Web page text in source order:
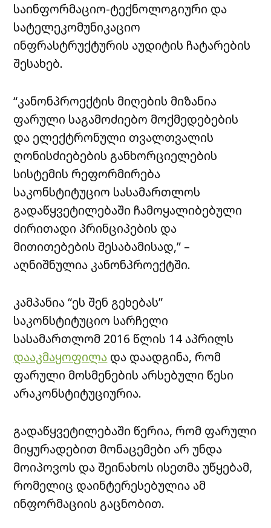
საინფორმაციო-ტექნოლოგიური და
სატელეკომუნიკაციო
ინფრასტრუქტურის აუდიტის ჩატარების
შესახებ.
“კანონპროექტის მიღების მიზანია
ფარული საგამოძიებო მოქმედებების
და ელექტრონული თვალთვალის
ღონისძიებების განხორციელების
სისტემის რეფორმირება
საკონსტიტუციო სასამართლოს
გადაწყვეტილებაში ჩამოყალიბებული
ძირითადი პრინციპების და
მითითებების შესაბამისად,” –
აღნიშნულია კანონპროექტში.
კამპანია “ეს შენ გეხებას”
საკონსტიტუციო სარჩელი
სასამართლომ 2016 წლის 14 აპრილს
დააკმაყოფილა და დაადგინა, რომ
ფარული მოსმენების არსებული წესი
არაკონსტიტუციურია.
გადაწყვეტილებაში წერია, რომ ფარული
მიყურადებით მონაცემები არ უნდა
მოიპოვოს და შეინახოს ისეთმა უწყებამ,
რომელიც დაინტერესებულია ამ
ინფორმაციის გაცნობით.